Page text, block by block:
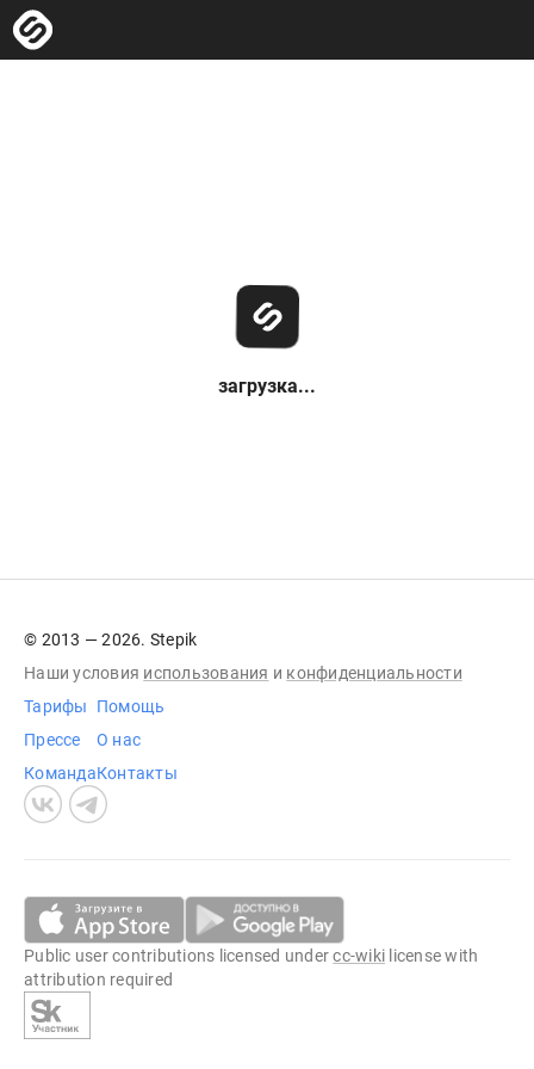
загрузка...
© 2013 — 2026. Stepik
Наши условия использования и конфиденциальности
Тарифы
Прессе
Команда
Помощь
О нас
Контакты
Public user contributions licensed undercc-wiki license with
attribution required